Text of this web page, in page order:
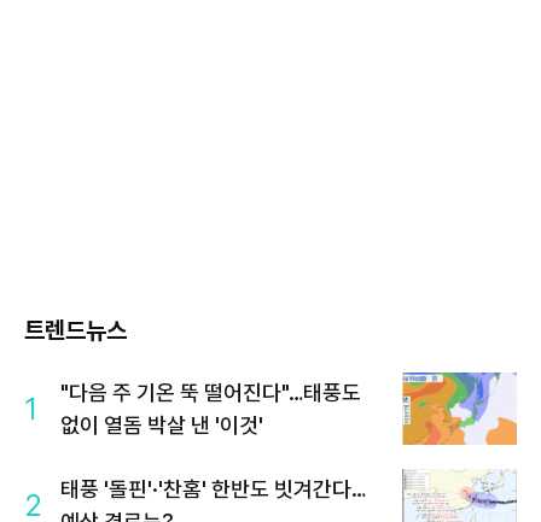
트렌드뉴스
1
"다음 주 기온 뚝 떨어진다"…태풍도
없이 열돔 박살 낸 '이것'
2
태풍 '돌핀'·'찬홈' 한반도 빗겨간다…